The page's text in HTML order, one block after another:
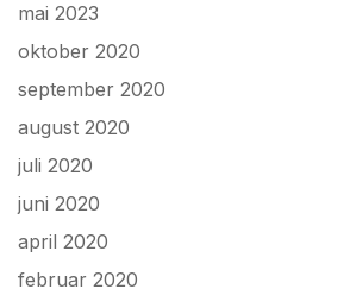
mai 2023
oktober 2020
september 2020
august 2020
juli 2020
juni 2020
april 2020
februar 2020